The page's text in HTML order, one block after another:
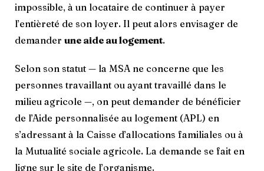
impossible, à un locataire de continuer à payer
l’entièreté de son loyer. Il peut alors envisager de
demander une aide au logement.
Selon son statut — la MSA ne concerne que les
personnes travaillant ou ayant travaillé dans le
milieu agricole —, on peut demander de bénéficier
de l’Aide personnalisée au logement (APL) en
s’adressant à la Caisse d’allocations familiales ou à
la Mutualité sociale agricole. La demande se fait en
ligne sur le site de l’organisme.